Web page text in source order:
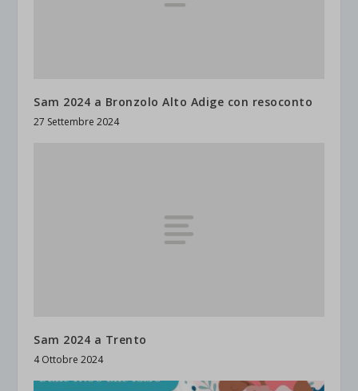
Sam 2024 a Bronzolo Alto Adige con resoconto
27 Settembre 2024
Sam 2024 a Trento
4 Ottobre 2024